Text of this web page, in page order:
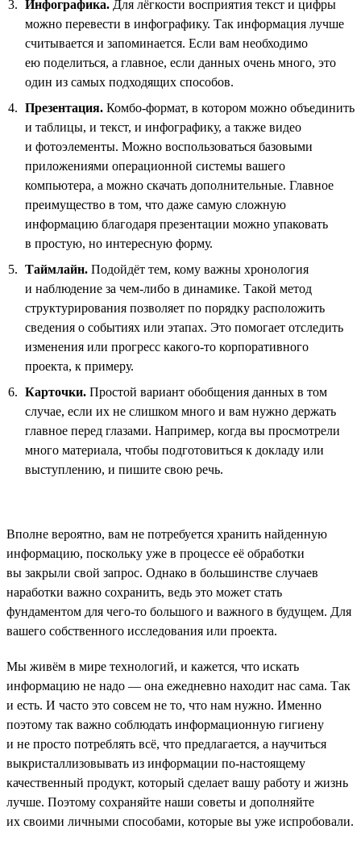
Инфографика. Для лёгкости восприятия текст и цифры
можно перевести в инфографику. Так информация лучше
считывается и запоминается. Если вам необходимо
ею поделиться, а главное, если данных очень много, это
один из самых подходящих способов.
Презентация. Комбо-формат, в котором можно объединить
и таблицы, и текст, и инфографику, а также видео
и фотоэлементы. Можно воспользоваться базовыми
приложениями операционной системы вашего
компьютера, а можно скачать дополнительные. Главное
преимущество в том, что даже самую сложную
информацию благодаря презентации можно упаковать
в простую, но интересную форму.
Таймлайн. Подойдёт тем, кому важны хронология
и наблюдение за чем-либо в динамике. Такой метод
структурирования позволяет по порядку расположить
сведения о событиях или этапах. Это помогает отследить
изменения или прогресс какого-то корпоративного
проекта, к примеру.
Карточки. Простой вариант обобщения данных в том
случае, если их не слишком много и вам нужно держать
главное перед глазами. Например, когда вы просмотрели
много материала, чтобы подготовиться к докладу или
выступлению, и пишите свою речь.
Вполне вероятно, вам не потребуется хранить найденную
информацию, поскольку уже в процессе её обработки
вы закрыли свой запрос. Однако в большинстве случаев
наработки важно сохранить, ведь это может стать
фундаментом для чего-то большого и важного в будущем. Для
вашего собственного исследования или проекта.
Мы живём в мире технологий, и кажется, что искать
информацию не надо — она ежедневно находит нас сама. Так
и есть. И часто это совсем не то, что нам нужно. Именно
поэтому так важно соблюдать информационную гигиену
и не просто потреблять всё, что предлагается, а научиться
выкристаллизовывать из информации по-настоящему
качественный продукт, который сделает вашу работу и жизнь
лучше. Поэтому сохраняйте наши советы и дополняйте
их своими личными способами, которые вы уже испробовали.